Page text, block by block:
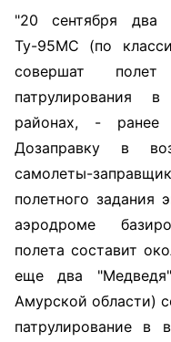
"20 сентября два
Ту-95МС (по
совершат
патрулирования в
районах, -
Дозаправку в
самолеты-
полетного задания
аэродроме
полета составит
еще два
Амурской области)
патрулирование в